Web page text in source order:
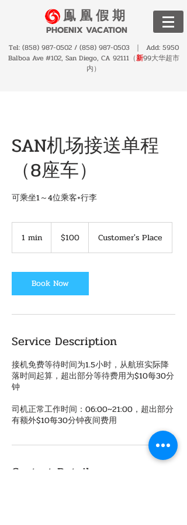
鳯 凰 假 期
PHOENIX VACATION
Tel: (858) 987-0502/ (858) 987-0503 ｜ Add: 5950
Balboa Ave #102, San Diego, CA 92111（新99大华超市
内）
SAN机场接送单程
（8座车）
可乘坐1～4位乘客+行李
1 min1
n
dollars$100 Customer's Place
Book Now
Service Description
接机免费等待时间为1.5小时，从航班实际降
落时间起算，超出部分等待费用为$10每30分
钟
司机正常工作时间：06:00~21:00，超出部分
有额外$10每30分钟夜间费用
Contact Details